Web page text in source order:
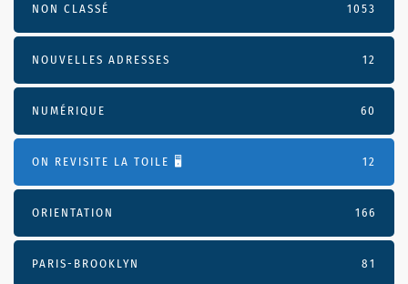
NON CLASSÉ 1053
NOUVELLES ADRESSES 12
NUMÉRIQUE 60
ON REVISITE LA TOILE 🖥️ 12
ORIENTATION 166
PARIS-BROOKLYN 81